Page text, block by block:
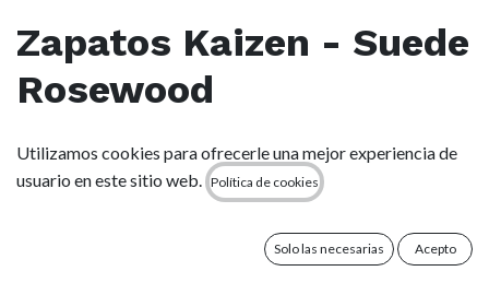
Zapatos Kaizen - Suede
Rosewood
Este producto ya no está disponible.
Utilizamos cookies para ofrecerle una mejor experiencia de
usuario en este sitio web.
Política de cookies
Solo las necesarias Acepto